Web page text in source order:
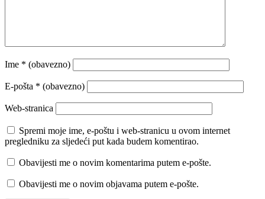
Ime * (obavezno)
E-pošta * (obavezno)
Web-stranica
Spremi moje ime, e-poštu i web-stranicu u ovom internet
pregledniku za sljedeći put kada budem komentirao.
Obavijesti me o novim komentarima putem e-pošte.
Obavijesti me o novim objavama putem e-pošte.